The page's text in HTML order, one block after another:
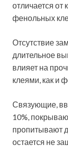
отличается от
фенольных
Отсутствие
длительное
влияет на
клеями, как и
Связующие,
10%,
пропитывают
остается не